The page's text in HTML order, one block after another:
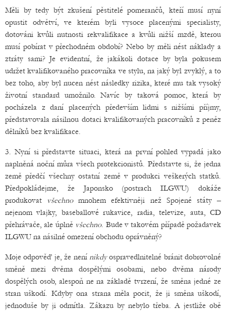
Měli by tedy být zkušení pěstitelé pomerančů, kteří musí nyní
opustit odvětví, ve kterém byli vysoce placenými specialisty,
dotováni kvůli nutnosti rekvalifikace a kvůli nižší mzdě, kterou
musí pobírat v přechodném období? Nebo by měli nést náklady a
ztráty sami? Je evidentní, že jakákoli dotace by byla pokusem
udržet kvalifikovaného pracovníka ve stylu, na jaký byl zvyklý, a to
bez toho, aby byl nucen nést následky rizika, které mu tak vysoký
životní standard umožnilo. Navíc by taková pomoc, která by
pocházela z daní placených především lidmi s nižšími příjmy,
představovala násilnou dotaci kvalifikovaných pracovníků z peněz
dělníků bez kvalifikace.
3. Nyní si představte situaci, která na první pohled vypadá jako
naplněná noční můra všech protekcionistů. Představte si, že jedna
země předčí všechny ostatní země v produkci veškerých statků.
Předpokládejme, že Japonsko (postrach ILGWU) dokáže
produkovat
všechnomnohem efektivněji než Spojené státy –
nejenom vlajky, baseballové rukavice, radia, televize, auta, CD
přehrávače, ale úplně všechno. Bude v takovém případě požadavek
ILGWU na násilné omezení obchodu oprávněný?
Moje odpověď je, že není nikdyospravedlnitelné bránit dobrovolné
směně mezi dvěma dospělými osobami, nebo dvěma národy
dospělých osob, alespoň ne na základě tvrzení, že směna jedné ze
stran uškodí. Kdyby ona strana měla pocit, že ji směna uškodí,
jednoduše by ji odmítla. Zákazu by nebylo třeba. A jestliže obě